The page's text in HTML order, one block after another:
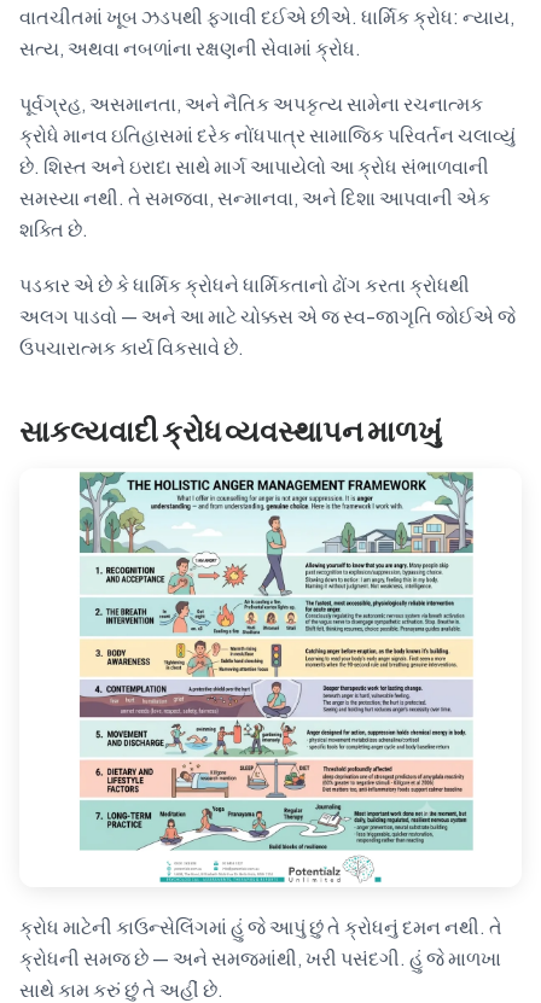
વાતચીતમાં ખૂબ ઝડપથી ફગાવી દઈએ છીએ. ધાર્મિક ક્રોધ: ન્યાય,
સત્ય, અથવા નબળાંના રક્ષણની સેવામાં ક્રોધ.
પૂર્વગ્રહ, અસમાનતા, અને નૈતિક અપકૃત્ય સામેના રચનાત્મક
ક્રોધે માનવ ઇતિહાસમાં દરેક નોંધપાત્ર સામાજિક પરિવર્તન ચલાવ્યું
છે. શિસ્ત અને ઇરાદા સાથે માર્ગ આપાયેલો આ ક્રોધ સંભાળવાની
સમસ્યા નથી. તે સમજવા, સન્માનવા, અને દિશા આપવાની એક
શક્તિ છે.
પડકાર એ છે કે ધાર્મિક ક્રોધને ધાર્મિકતાનો ઢોંગ કરતા ક્રોધથી
અલગ પાડવો — અને આ માટે ચોક્કસ એ જ સ્વ-જાગૃતિ જોઈએ જે
ઉપચારાત્મક કાર્ય વિકસાવે છે.
સાકલ્યવાદી ક્રોધ વ્યવસ્થાપન માળખું
ક્રોધ માટેની કાઉન્સેલિંગમાં હું જે આપું છું તે ક્રોધનું દમન નથી. તે
ક્રોધની સમજ છે — અને સમજમાંથી, ખરી પસંદગી. હું જે માળખા
સાથે કામ કરું છું તે અહીં છે.